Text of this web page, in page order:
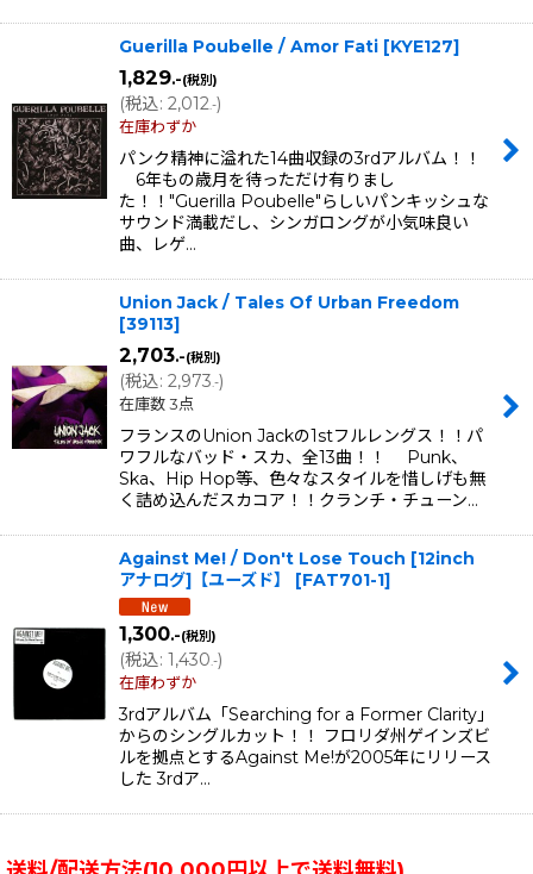
Guerilla Poubelle / Amor Fati [KYE127]
1,829.-(税別)
(税込: 2,012.-)
在庫わずか
パンク精神に溢れた14曲収録の3rdアルバム！！
6年もの歳月を待っただけ有りまし
た！！"Guerilla Poubelle"らしいパンキッシュな
サウンド満載だし、シンガロングが小気味良い
曲、レゲ…
Union Jack / Tales Of Urban Freedom
[39113]
2,703.-(税別)
(税込: 2,973.-)
在庫数 3点
フランスのUnion Jackの1stフルレングス！！パ
ワフルなバッド・スカ、全13曲！！ Punk、
Ska、Hip Hop等、色々なスタイルを惜しげも無
く詰め込んだスカコア！！クランチ・チューン…
Against Me! / Don't Lose Touch [12inch
アナログ]【ユーズド】
[FAT701-1]
1,300.-(税別)
(税込: 1,430.-)
在庫わずか
3rdアルバム「Searching for a Former Clarity」
からのシングルカット！！ フロリダ州ゲインズビ
ルを拠点とするAgainst Me!が2005年にリリース
した 3rdア…